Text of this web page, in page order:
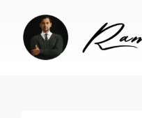
content